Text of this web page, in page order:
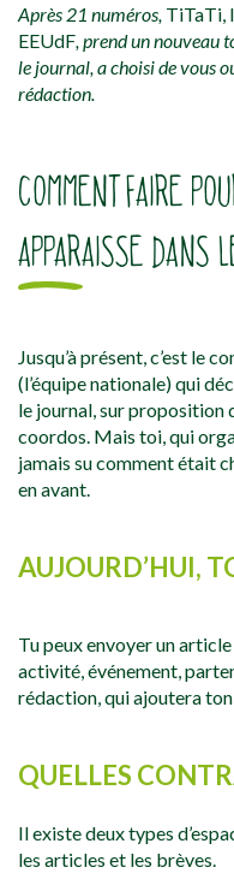
Après 21 numéros, TiTaTi,
EEUdF, prend un nouveau
le journal, a choisi de vous
rédaction.
COMMENT FAIRE
APPARAISSE DANS
Jusqu’à présent, c’est le
(l’équipe nationale) qui
le journal, sur proposition
coordos. Mais toi, qui
jamais su comment était
en avant.
AUJOURD’HUI,
Tu peux envoyer un
activité, événement,
rédaction, qui ajoutera
QUELLES
Il existe deux types
les articles et les brèves.